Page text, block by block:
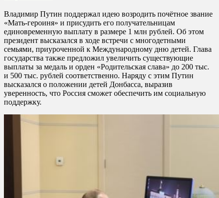
Владимир Путин поддержал идею возродить почётное звание
«Мать-героиня» и присудить его получательницам
единовременную выплату в размере 1 млн рублей. Об этом
президент высказался в ходе встречи с многодетными
семьями, приуроченной к Международному дню детей. Глава
государства также предложил увеличить существующие
выплаты за медаль и орден «Родительская слава» до 200 тыс.
и 500 тыс. рублей соответственно. Наряду с этим Путин
высказался о положении детей Донбасса, выразив
уверенность, что Россия сможет обеспечить им социальную
поддержку.